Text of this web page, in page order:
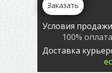
Заказать
Условия продажи
100% оплата
Доставка